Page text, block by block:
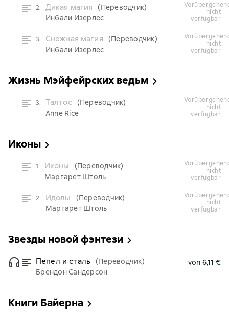
2. Дикая магия
(Переводчик)
Инбали Изерлес
vorübergehend
nicht
verfügbar
3. Снежная магия
(Переводчик)
Инбали Изерлес
vorübergehend
nicht
verfügbar
Жизнь Мэйфейрских ведьм
3. Талтос
(Переводчик)
Anne Rice
vorübergehend
nicht
verfügbar
Иконы
1. Иконы
(Переводчик)
Маргарет Штоль
vorübergehend
nicht
verfügbar
2. Идолы
(Переводчик)
Маргарет Штоль
vorübergehend
nicht
verfügbar
Звезды новой фэнтези
Пепел и сталь
(Переводчик)
Брендон Сандерсон
von 6,11 €
Книги Байерна